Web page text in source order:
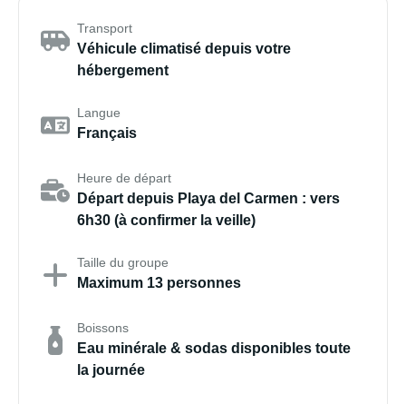
Transport
Véhicule climatisé depuis votre
hébergement
Langue
Français
Heure de départ
Départ depuis Playa del Carmen : vers
6h30 (à confirmer la veille)
Taille du groupe
Maximum 13 personnes
Boissons
Eau minérale & sodas disponibles toute
la journée